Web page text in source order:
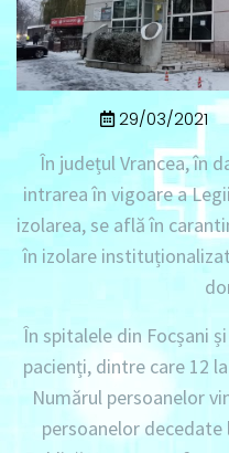
29/03/2021
În județul Vrancea, în
intrarea în vigoare a
izolarea, se află în
în izolare
În spitalele din Focșani
pacienți, dintre care 12
Numărul persoanelor
persoanelor decedate